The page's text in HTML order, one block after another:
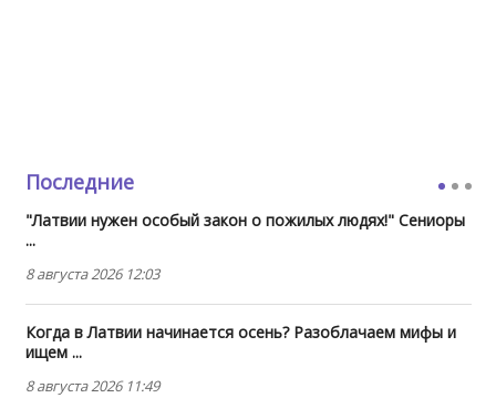
Последние
"Латвии нужен особый закон о пожилых людях!" Сениоры
...
8 августа 2026 12:03
Когда в Латвии начинается осень? Разоблачаем мифы и
ищем ...
8 августа 2026 11:49